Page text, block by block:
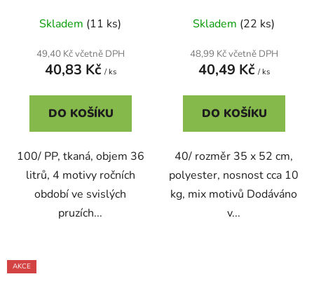
Skladem (11 ks)
49,40 Kč včetně DPH
40,83 Kč / ks
DO KOŠÍKU
100/ PP, tkaná, objem 36
litrů, 4 motivy ročních
období ve svislých
pruzích...
Skladem (22 ks)
48,99 Kč včetně DPH
40,49 Kč / ks
DO KOŠÍKU
40/ rozměr 35 x 52 cm,
polyester, nosnost cca 10
kg, mix motivů Dodáváno
v...
AKCE